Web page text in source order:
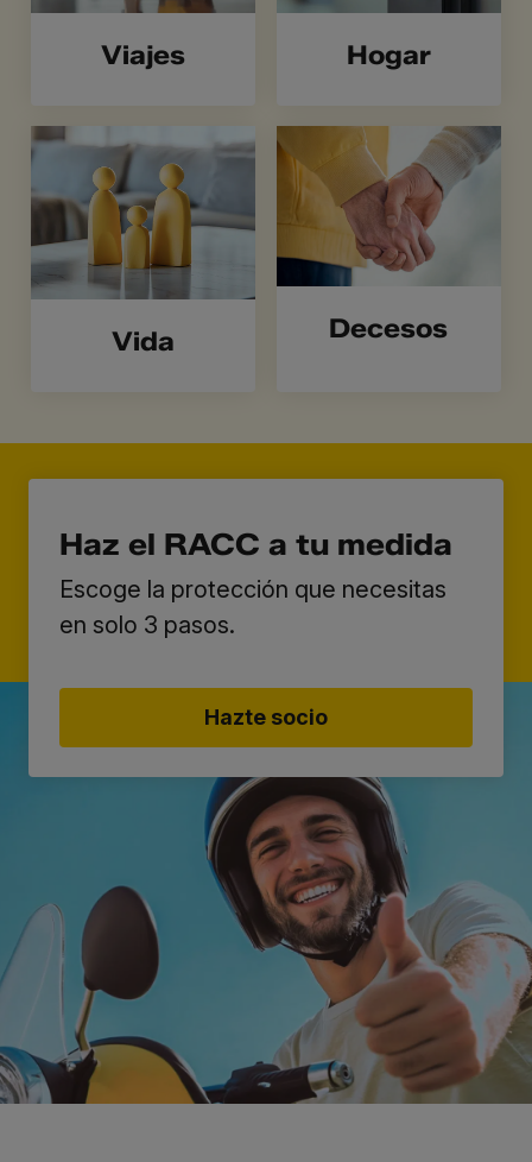
Viajes Hogar
Vida Decesos
Haz el RACC a tu medida
Escoge la protección que necesitas
en solo 3 pasos.
Hazte socio